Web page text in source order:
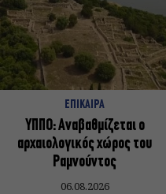
ΕΠΙΚΑΙΡΑ
ΥΠΠΟ: Αναβαθμίζεται ο
αρχαιολογικός χώρος του
Ραμνούντος
06.08.2026